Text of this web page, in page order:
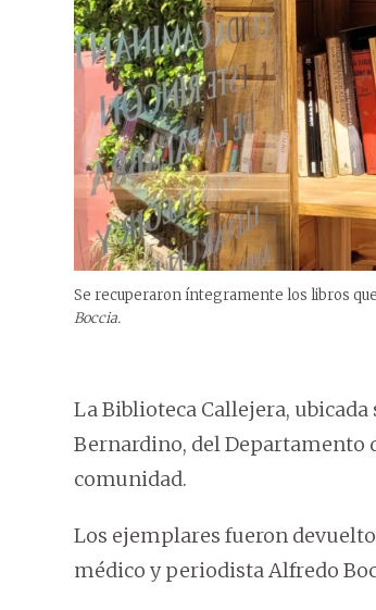
Se recuperaron íntegramente los libros
Boccia.
La Biblioteca Callejera,
Bernardino, del Departamento
comunidad.
Los ejemplares fueron
médico y periodista Alfredo